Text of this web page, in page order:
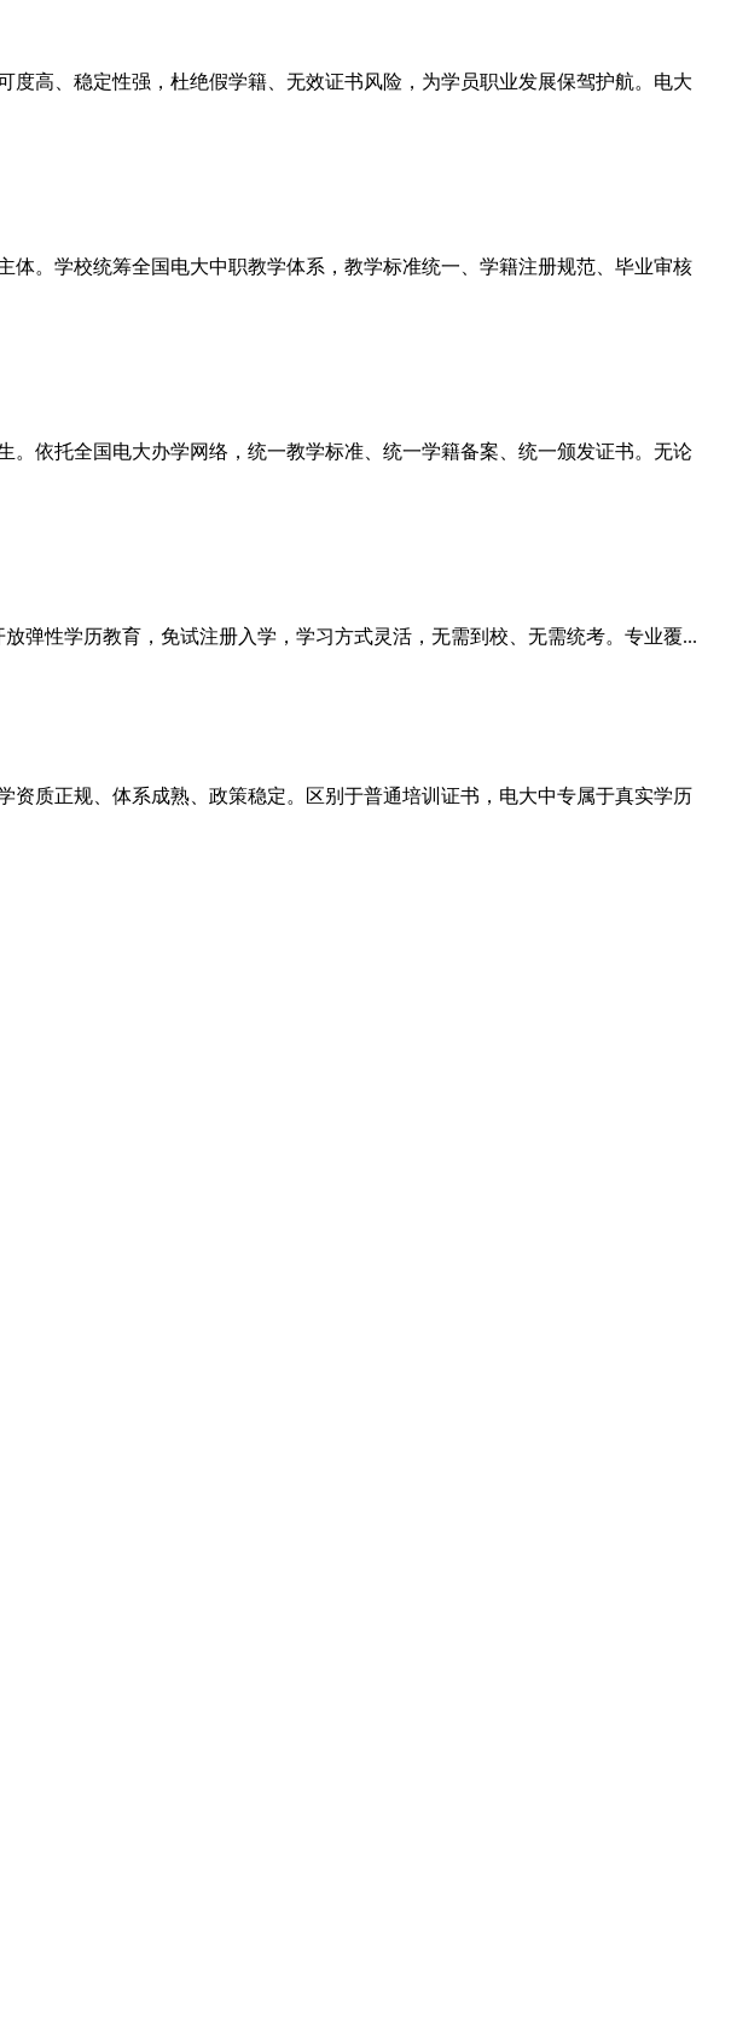
高、稳定性强，杜绝假学籍、无效证书风险，为学员职业发展保驾护航。电大
。学校统筹全国电大中职教学体系，教学标准统一、学籍注册规范、毕业审核
依托全国电大办学网络，统一教学标准、统一学籍备案、统一颁发证书。无论
弹性学历教育，免试注册入学，学习方式灵活，无需到校、无需统考。专业覆...
质正规、体系成熟、政策稳定。区别于普通培训证书，电大中专属于真实学历